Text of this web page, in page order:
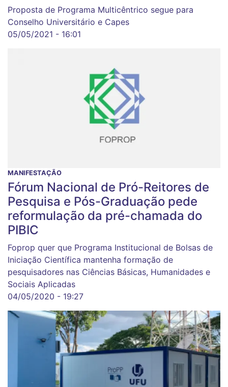
Proposta de Programa Multicêntrico segue para
Conselho Universitário e Capes
05/05/2021 - 16:01
MANIFESTAÇÃO
Fórum Nacional de Pró-Reitores de
Pesquisa e Pós-Graduação pede
reformulação da pré-chamada do
PIBIC
Foprop quer que Programa Institucional de Bolsas de
Iniciação Científica mantenha formação de
pesquisadores nas Ciências Básicas, Humanidades e
Sociais Aplicadas
04/05/2020 - 19:27